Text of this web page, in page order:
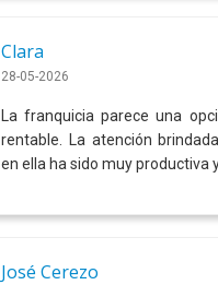
Clara
28-05-2026
La franquicia parece una
rentable. La atención
en ella ha sido muy productiva
José Cerezo